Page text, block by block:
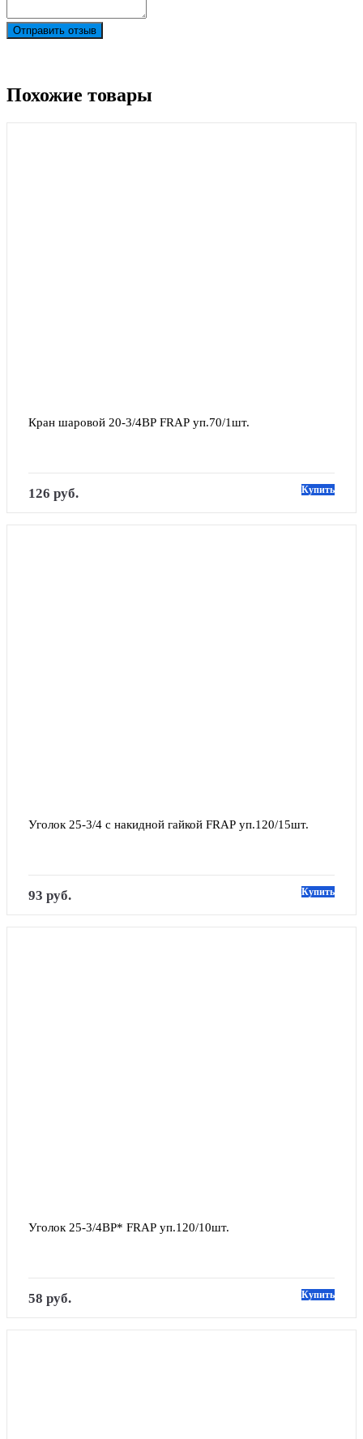
Отправить отзыв
Похожие товары
Кран шаровой 20-3/4ВР FRAP уп.70/1шт.
126 руб. Купить
Уголок 25-3/4 с накидной гайкой FRAP уп.120/15шт.
93 руб. Купить
Уголок 25-3/4ВР* FRAP уп.120/10шт.
58 руб. Купить